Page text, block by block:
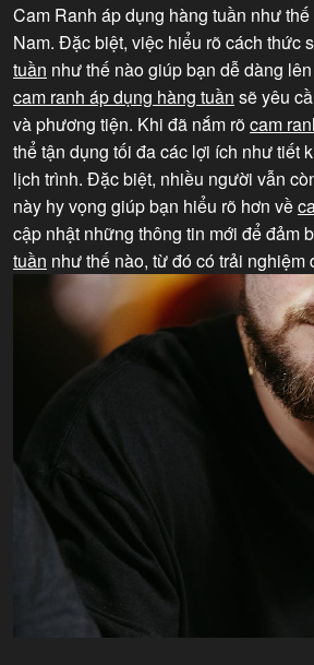
Cam Ranh áp dụng hàng tuần như
Nam. Đặc biệt, việc hiểu rõ cách thức
tuần như thế nào giúp bạn dễ dàng
cam ranh áp dụng hàng tuần sẽ yêu
và phương tiện. Khi đã nắm rõcam
thể tận dụng tối đa các lợi ích như tiết
lịch trình. Đặc biệt, nhiều người vẫn
này hy vọng giúp bạn hiểu rõ hơn về
cập nhật những thông tin mới để đảm
tuần như thế nào, từ đó có trải